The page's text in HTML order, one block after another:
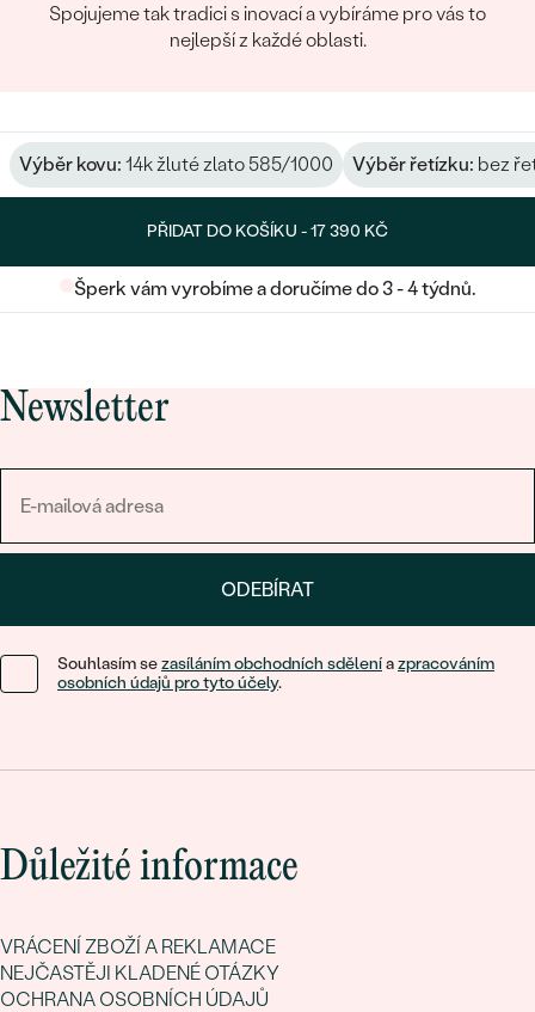
Spojujeme tak tradici s inovací a vybíráme pro vás to
nejlepší z každé oblasti.
Výběr kovu: 14k žluté zlato 585/1000 Výběr řetízku: bez
PŘIDAT DO KOŠÍKU -17 390 KČ
Šperk vám vyrobíme a doručíme do 3 - 4 týdnů.
Newsletter
ODEBÍRAT
Souhlasím sezasíláním obchodních sděleníazpracováním
osobních údajů pro tyto účely.
Důležité informace
VRÁCENÍ ZBOŽÍ A REKLAMACE
NEJČASTĚJI KLADENÉ OTÁZKY
OCHRANA OSOBNÍCH ÚDAJŮ